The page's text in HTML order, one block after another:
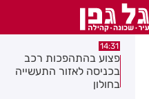
14:31
פצוע בהתהפכות רכב
בכניסה לאזור התעשייה
בחולון